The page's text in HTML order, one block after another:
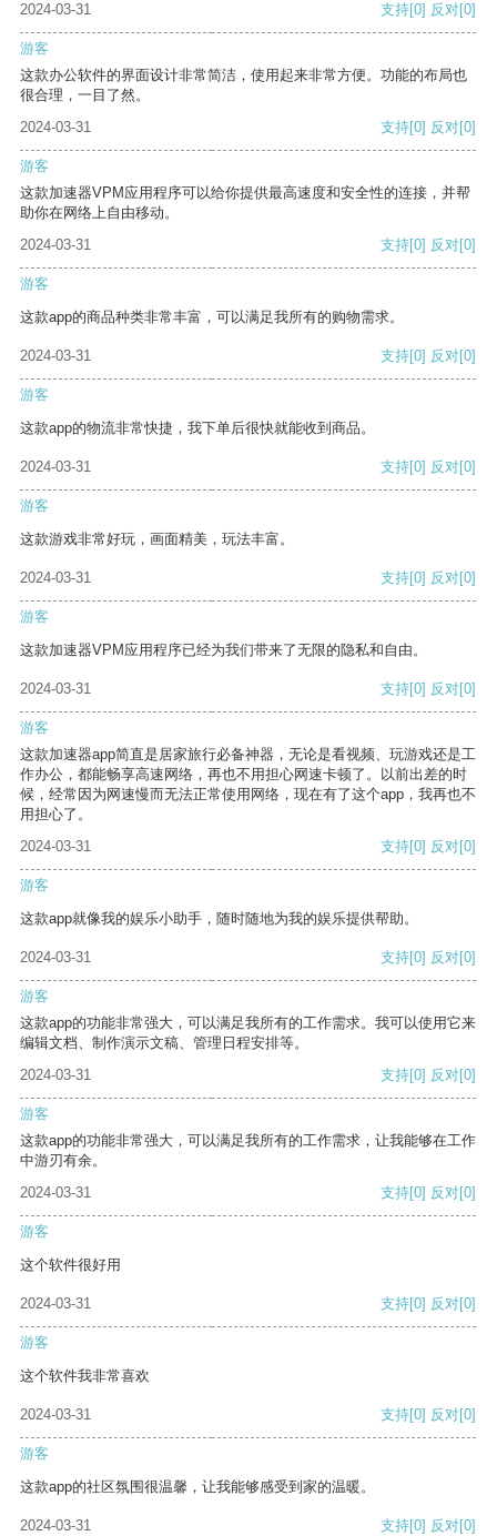
2024-03-31 支持[0] 反对[0]
游客
这款办公软件的界面设计非常简洁，使用起来非常方便。功能的布局也
很合理，一目了然。
2024-03-31
支持[0] 反对[0]
游客
这款加速器VPM应用程序可以给你提供最高速度和安全性的连接，并帮
助你在网络上自由移动。
2024-03-31
支持[0] 反对[0]
游客
这款app的商品种类非常丰富，可以满足我所有的购物需求。
2024-03-31 支持[0] 反对[0]
游客
这款app的物流非常快捷，我下单后很快就能收到商品。
2024-03-31 支持[0] 反对[0]
游客
这款游戏非常好玩，画面精美，玩法丰富。
2024-03-31 支持[0] 反对[0]
游客
这款加速器VPM应用程序已经为我们带来了无限的隐私和自由。
2024-03-31 支持[0] 反对[0]
游客
这款加速器app简直是居家旅行必备神器，无论是看视频、玩游戏还是工
作办公，都能畅享高速网络，再也不用担心网速卡顿了。以前出差的时
候，经常因为网速慢而无法正常使用网络，现在有了这个app，我再也不
用担心了。
2024-03-31
支持[0] 反对[0]
游客
这款app就像我的娱乐小助手，随时随地为我的娱乐提供帮助。
2024-03-31 支持[0] 反对[0]
游客
这款app的功能非常强大，可以满足我所有的工作需求。我可以使用它来
编辑文档、制作演示文稿、管理日程安排等。
2024-03-31
支持[0] 反对[0]
游客
这款app的功能非常强大，可以满足我所有的工作需求，让我能够在工作
中游刃有余。
2024-03-31
支持[0] 反对[0]
游客
这个软件很好用
2024-03-31 支持[0] 反对[0]
游客
这个软件我非常喜欢
2024-03-31 支持[0] 反对[0]
游客
这款app的社区氛围很温馨，让我能够感受到家的温暖。
2024-03-31 支持[0] 反对[0]